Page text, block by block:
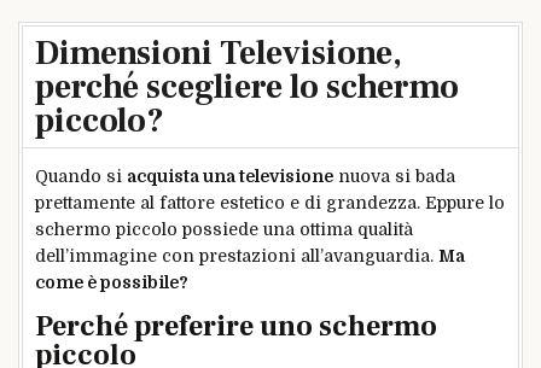
Dimensioni Televisione,
perché scegliere lo schermo
piccolo?
Quando si acquista una televisione nuova si bada
prettamente al fattore estetico e di grandezza. Eppure lo
schermo piccolo possiede una ottima qualità
dell’immagine con prestazioni all’avanguardia. Ma
come è possibile?
Perché preferire uno schermo
piccolo